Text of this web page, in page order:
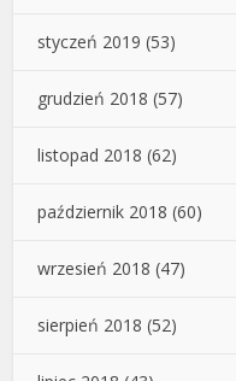
styczeń 2019 (53)
grudzień 2018 (57)
listopad 2018 (62)
październik 2018 (60)
wrzesień 2018 (47)
sierpień 2018 (52)